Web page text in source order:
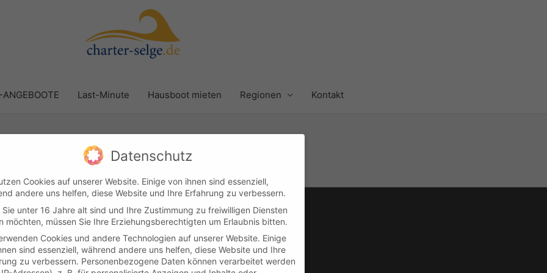
Last-Minute Hausboot mieten Regionen Kontakt
Kundenlogin Kontakt Impressum & Datenschutz AGB
© 2026Boot & Yachtcharter Selge Cookie-Einstellungen
Datenschutz
Cookies auf unserer Website. Einige von ihnen sind essenziell,
andere uns helfen, diese Website und Ihre Erfahrung zu verbessern.
Sie unter 16 Jahre alt sind und Ihre Zustimmung zu freiwilligen Diensten
möchten, müssen Sie Ihre Erziehungsberechtigten um Erlaubnis bitten.
Cookies und andere Technologien auf unserer Website. Einige
sind essenziell, während andere uns helfen, diese Website und Ihre
zu verbessern. Personenbezogene Daten können verarbeitet werden